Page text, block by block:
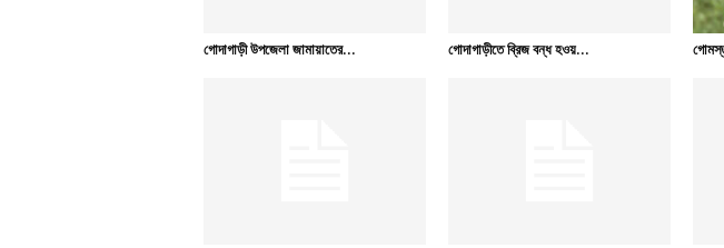
গোদাগাড়ী উপজেলা জামায়াতের... গোদাগাড়ীতে ব্রিজ বন্ধ হওয়...